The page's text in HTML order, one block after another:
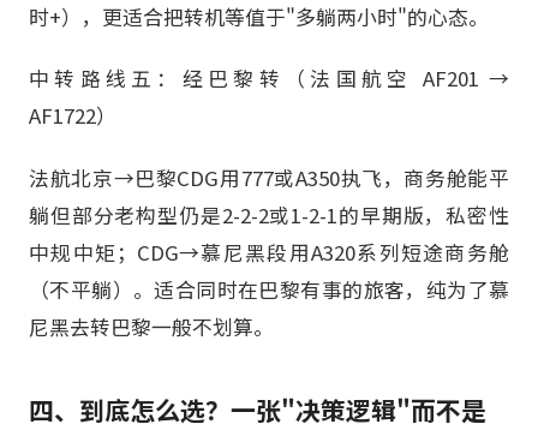
时+），更适合把转机等值于"多躺两小时"的心态。
中转路线五：经巴黎转（法国航空 AF201 →
AF1722）
法航北京→巴黎CDG用777或A350执飞，商务舱能平
躺但部分老构型仍是2-2-2或1-2-1的早期版，私密性
中规中矩；CDG→慕尼黑段用A320系列短途商务舱
（不平躺）。适合同时在巴黎有事的旅客，纯为了慕
尼黑去转巴黎一般不划算。
四、到底怎么选？一张"决策逻辑"而不是